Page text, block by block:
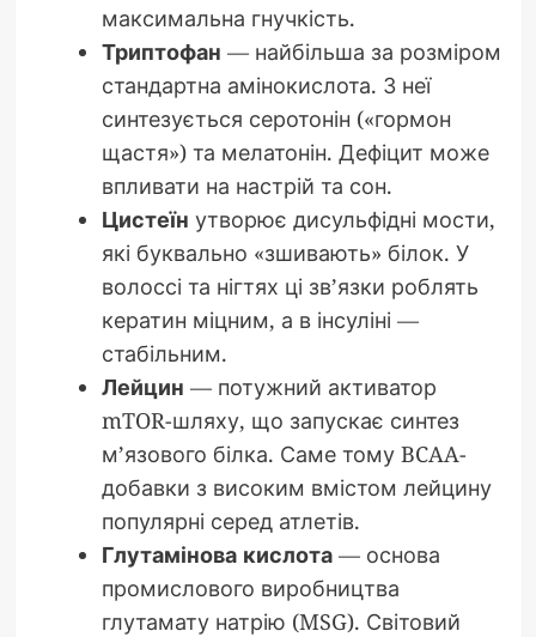
максимальна гнучкість.
Триптофан — найбільша за розміром
стандартна амінокислота. З неї
синтезується серотонін («гормон
щастя») та мелатонін. Дефіцит може
впливати на настрій та сон.
Цистеїн утворює дисульфідні мости,
які буквально «зшивають» білок. У
волоссі та нігтях ці зв’язки роблять
кератин міцним, а в інсуліні —
стабільним.
Лейцин — потужний активатор
mTOR-шляху, що запускає синтез
м’язового білка. Саме тому BCAA-
добавки з високим вмістом лейцину
популярні серед атлетів.
Глутамінова кислота— основа
промислового виробництва
глутамату натрію (MSG). Світовий